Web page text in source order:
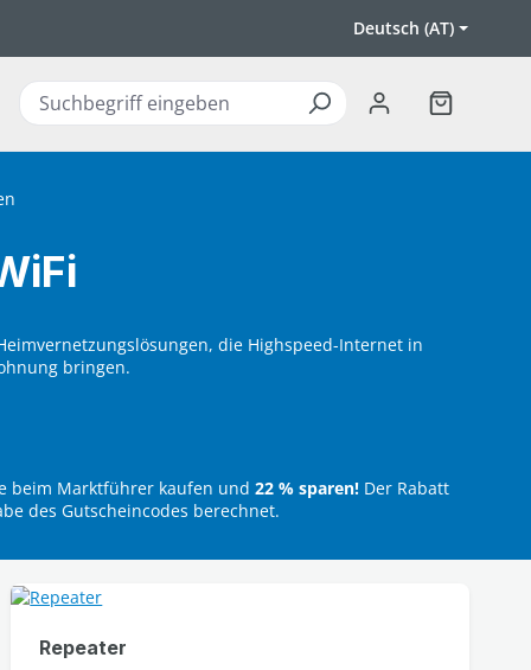
Deutsch (AT)
die Highspeed-Internet in
bringen.
beim Marktführer kaufen und 22 % sparen! Der Rabatt
des Gutscheincodes berechnet.
Repeater